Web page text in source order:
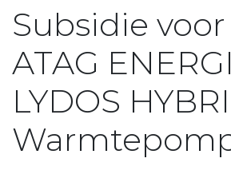
Subsidie
ATAG
LYDOS